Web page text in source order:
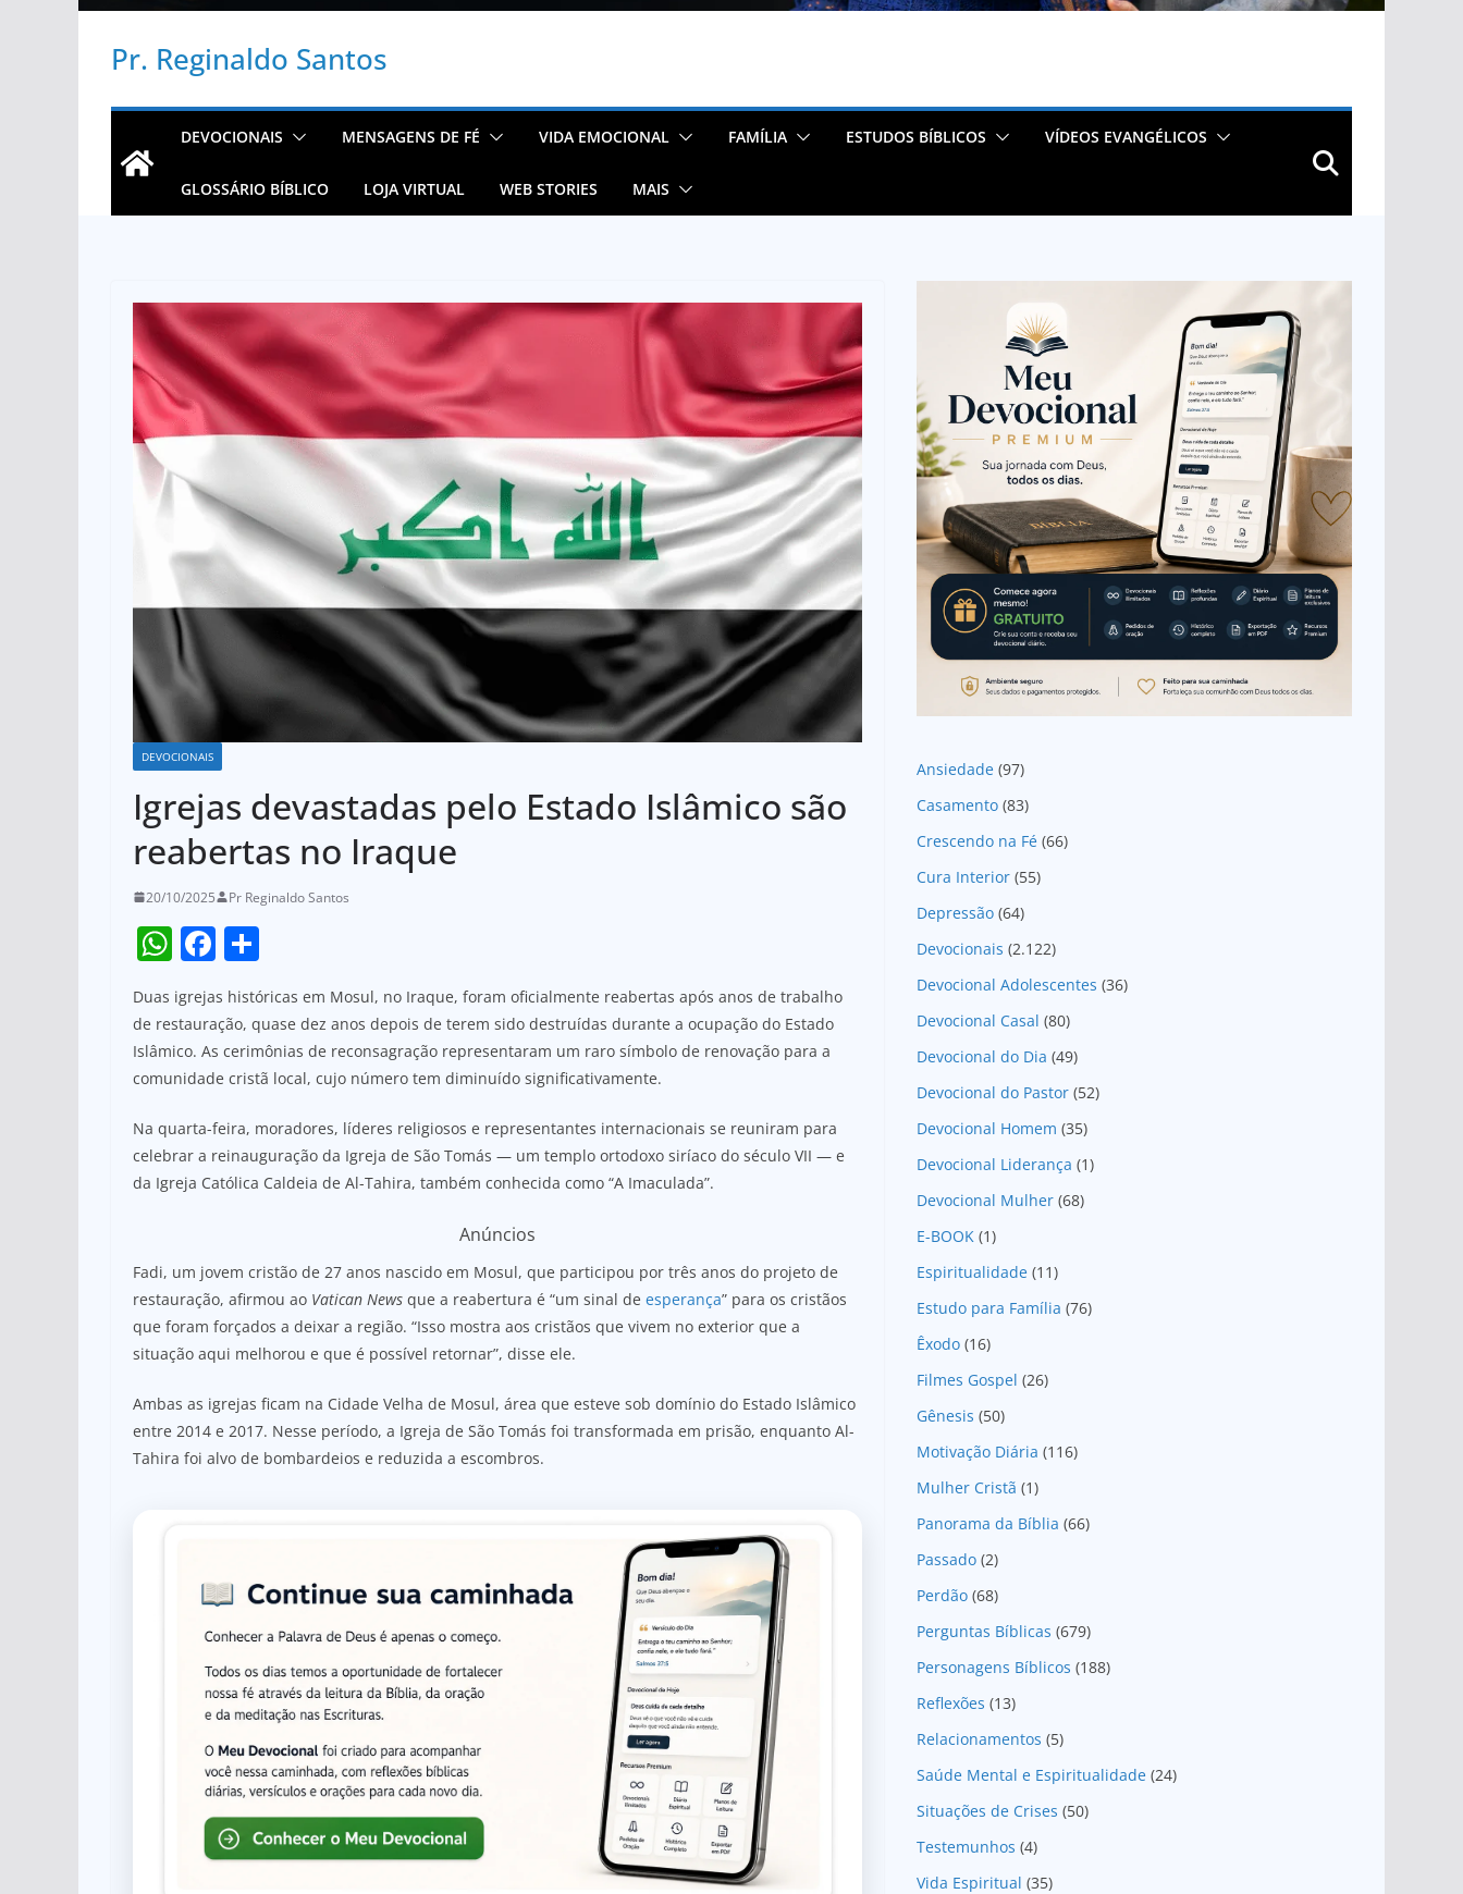
Pr. Reginaldo Santos
DEVOCIONAIS MENSAGENS DE FÉ VIDA EMOCIONAL FAMÍLIA ESTUDOS BÍBLICOS VÍDEOS EVANGÉLICOS
GLOSSÁRIO BÍBLICO LOJA VIRTUAL WEB STORIES MAIS
DEVOCIONAIS
Igrejas devastadas pelo Estado Islâmico são
reabertas no Iraque
20/10/2025 Pr Reginaldo Santos
W
h
at
s
A
p
p
F
a
c
e
b
o
o
k
ar
e
Duas igrejas históricas em Mosul, no Iraque, foram oficialmente reabertas após anos de trabalho
de restauração, quase dez anos depois de terem sido destruídas durante a ocupação do Estado
Islâmico. As cerimônias de reconsagração representaram um raro símbolo de renovação para a
comunidade cristã local, cujo número tem diminuído significativamente.
Na quarta-feira, moradores, líderes religiosos e representantes internacionais se reuniram para
celebrar a reinauguração da Igreja de São Tomás — um templo ortodoxo siríaco do século VII — e
da Igreja Católica Caldeia de Al-Tahira, também conhecida como “A Imaculada”.
Anúncios
Fadi, um jovem cristão de 27 anos nascido em Mosul, que participou por três anos do projeto de
restauração, afirmou ao Vatican News que a reabertura é “um sinal de esperança” para os cristãos
que foram forçados a deixar a região. “Isso mostra aos cristãos que vivem no exterior que a
situação aqui melhorou e que é possível retornar”, disse ele.
Ambas as igrejas ficam na Cidade Velha de Mosul, área que esteve sob domínio do Estado Islâmico
entre 2014 e 2017. Nesse período, a Igreja de São Tomás foi transformada em prisão, enquanto Al-
Tahira foi alvo de bombardeios e reduzida a escombros.
Ansiedade (97)
Casamento (83)
Crescendo na Fé (66)
Cura Interior (55)
Depressão (64)
Devocionais (2.122)
Devocional Adolescentes (36)
Devocional Casal (80)
Devocional do Dia (49)
Devocional do Pastor (52)
Devocional Homem (35)
Devocional Liderança (1)
Devocional Mulher (68)
E-BOOK (1)
Espiritualidade (11)
Estudo para Família (76)
Êxodo (16)
Filmes Gospel (26)
Gênesis (50)
Motivação Diária (116)
Mulher Cristã (1)
Panorama da Bíblia (66)
Passado (2)
Perdão (68)
Perguntas Bíblicas (679)
Personagens Bíblicos (188)
Reflexões (13)
Relacionamentos (5)
Saúde Mental e Espiritualidade (24)
Situações de Crises (50)
Testemunhos (4)
Vida Espiritual (35)